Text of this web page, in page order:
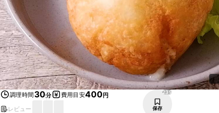
調理時間 30分 費用目安400円
レビュー
239
保存